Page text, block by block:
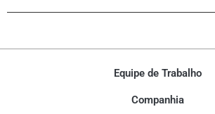
Equipe de Trabalho
Companhia